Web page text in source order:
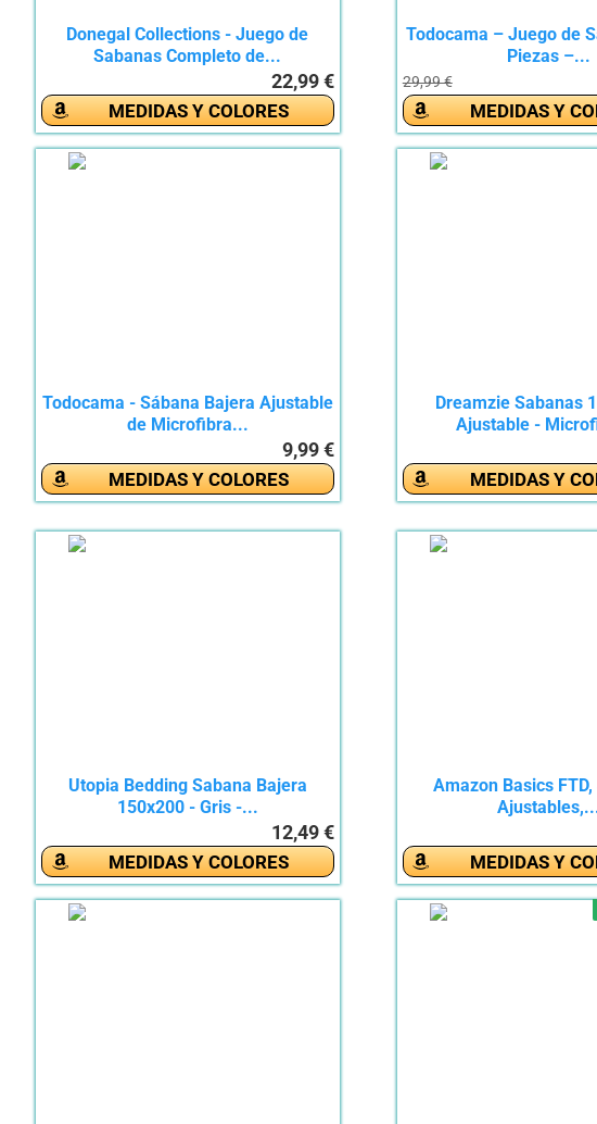
Donegal Collections - Juego de
Sabanas Completo de...
22,99 €
MEDIDAS Y COLORES
Todocama – Juego de
Piezas –...
29,99 €
MEDIDAS Y
Todocama - Sábana Bajera Ajustable
de Microfibra...
9,99 €
MEDIDAS Y COLORES
Dreamzie Sabanas
Ajustable -
MEDIDAS Y
Utopia Bedding Sabana Bajera
150x200 - Gris -...
12,49 €
MEDIDAS Y COLORES
Amazon Basics
MEDIDAS Y